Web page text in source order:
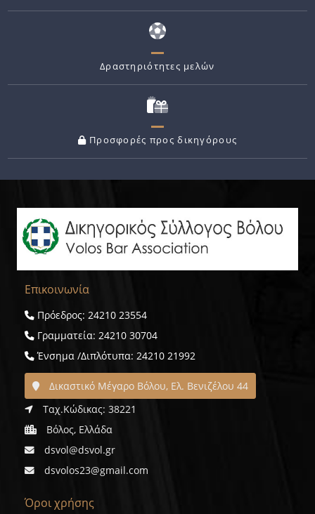
Δραστηριότητες μελών
Προσφορές προς δικηγόρους
Επικοινωνία
Πρόεδρος: 24210 23554
Γραμματεία: 24210 30704
Ένσημα /Διπλότυπα: 24210 21992
Δικαστικό Μέγαρο Βόλου, Ελ. Βενιζέλου 44
Ταχ.Κώδικας: 38221
Βόλος, Ελλάδα
dsvol@dsvol.gr
dsvolos23@gmail.com
Όροι χρήσης